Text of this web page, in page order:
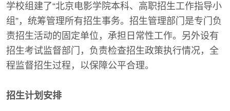
学校组建了“北京电影学院本科、高职招生工作指导小
组”，统筹管理所有招生事务。招生管理部门是专门负
责招生活动的固定单位，承担日常性工作。另外设有
招生考试监督部门，负责检查招生政策执行情况，全
程监督招生过程，以保障公平合理。
招生计划安排